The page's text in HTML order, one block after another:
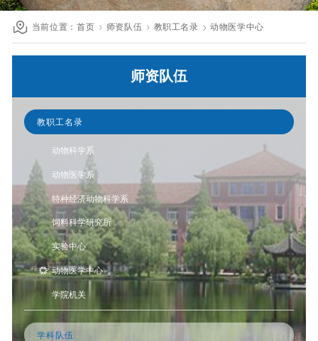
国际交流
发展联络
英文网站
当前位置：首页 师资队伍 教职工名录 动物医学中心
师资队伍
教职工名录
动物科学系
动物医学系
特种经济动物科学系
饲料科学研究所
实验中心
动物医学中心
学院机关
学科队伍